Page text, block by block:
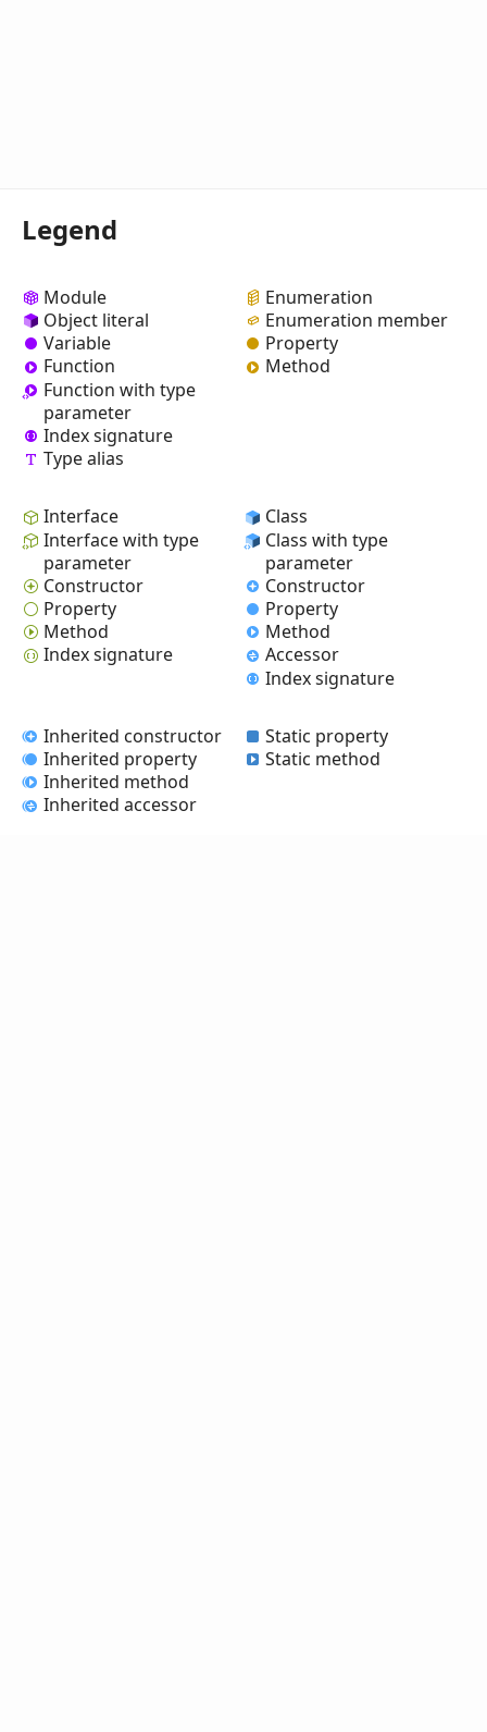
Legend
Module
Object literal
Variable
Function
Function with type
parameter
Index signature
Type alias
Enumeration
Enumeration member
Property
Method
Interface
Interface with type
parameter
Constructor
Property
Method
Index signature
Class
Class with type
parameter
Constructor
Property
Method
Accessor
Index signature
Inherited constructor
Inherited property
Inherited method
Inherited accessor
Static property
Static method